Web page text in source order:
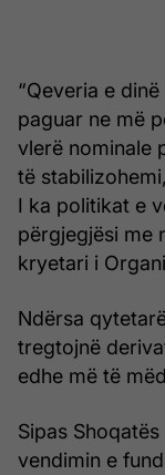
“Qeveria e
paguar ne më
vlerë nominale
të
I ka politikat e
përgjegjësi me
kryetari i
Ndërsa
tregtojnë
edhe më të
Sipas
vendimin e